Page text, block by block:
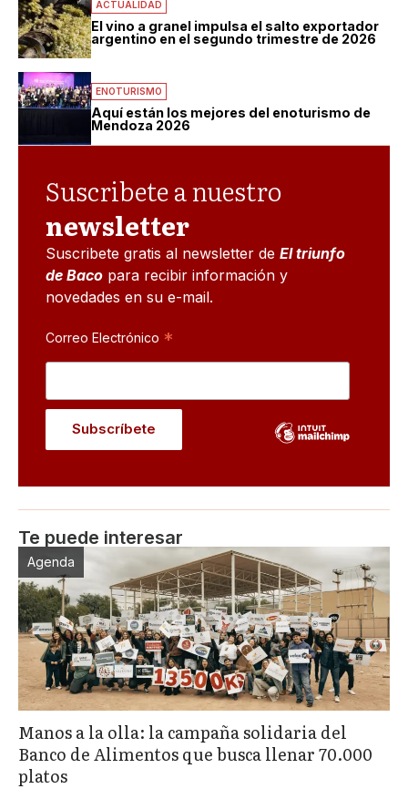
ACTUALIDAD
El vino a granel impulsa el salto exportador
argentino en el segundo trimestre de 2026
ENOTURISMO
Aquí están los mejores del enoturismo de
Mendoza 2026
Suscribete a nuestro
newsletter
Suscribete gratis al newsletter de El triunfo
de Baco para recibir información y
novedades en su e-mail.
Correo Electrónico *
Te puede interesar
Agenda
Manos a la olla: la campaña solidaria del
Banco de Alimentos que busca llenar 70.000
platos